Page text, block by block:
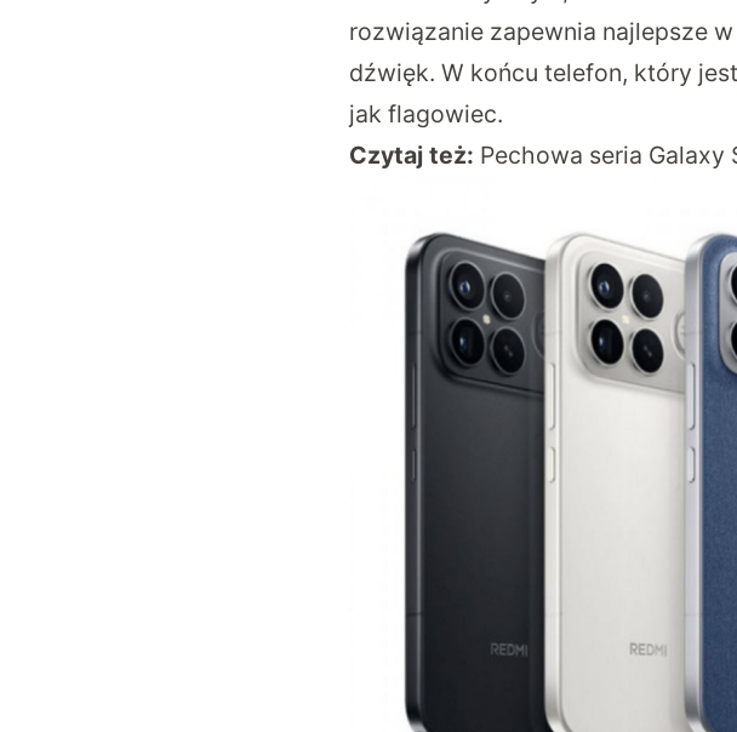
rozwiązanie zapewnia najlepsze
dźwięk. W końcu telefon, który
jak flagowiec.
Czytaj też: Pechowa seria